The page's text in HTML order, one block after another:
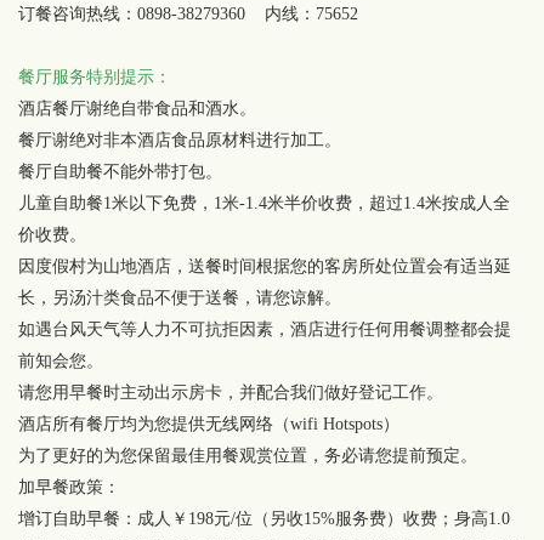
订餐咨询热线：0898-38279360 内线：75652
餐厅服务特别提示：
酒店餐厅谢绝自带食品和酒水。
餐厅谢绝对非本酒店食品原材料进行加工。
餐厅自助餐不能外带打包。
儿童自助餐1米以下免费，1米-1.4米半价收费，超过1.4米按成人全
价收费。
因度假村为山地酒店，送餐时间根据您的客房所处位置会有适当延
长，另汤汁类食品不便于送餐，请您谅解。
如遇台风天气等人力不可抗拒因素，酒店进行任何用餐调整都会提
前知会您。
请您用早餐时主动出示房卡，并配合我们做好登记工作。
酒店所有餐厅均为您提供无线网络（wifi Hotspots）
为了更好的为您保留最佳用餐观赏位置，务必请您提前预定。
加早餐政策：
增订自助早餐：成人￥198元/位（另收15%服务费）收费；身高1.0